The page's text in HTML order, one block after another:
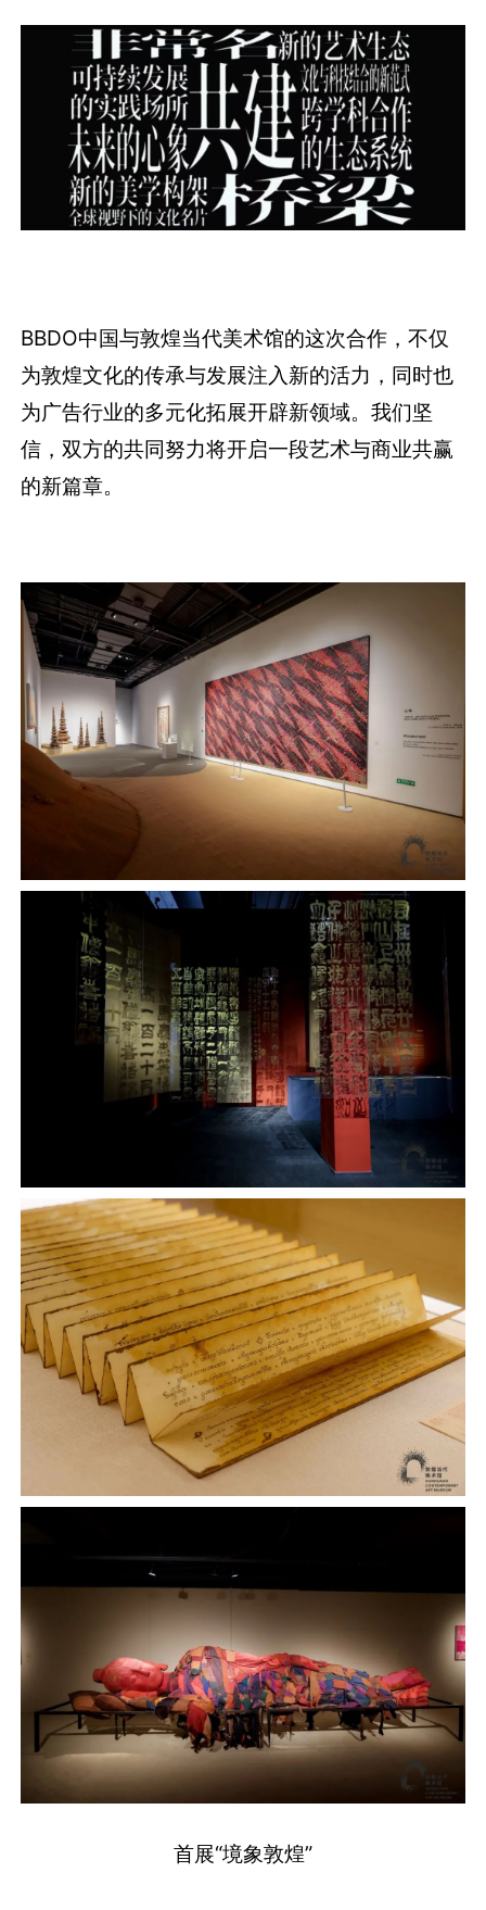
BBDO中国与敦煌当代美术馆的这次合作，不仅
为敦煌文化的传承与发展注入新的活力，同时也
为广告行业的多元化拓展开辟新领域。我们坚
信，双方的共同努力将开启一段艺术与商业共赢
的新篇章。
首展“境象敦煌”